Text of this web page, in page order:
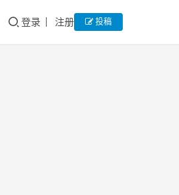
登录 注册 投稿